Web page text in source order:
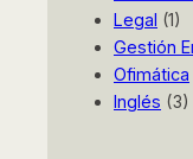
Excel
Legal (1)
Gestión
Ofimática
Inglés (3)